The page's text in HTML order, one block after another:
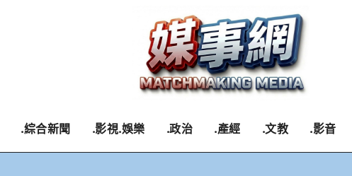
.綜合新聞 .影視.娛樂 .政治 .產經 .文教 .影音